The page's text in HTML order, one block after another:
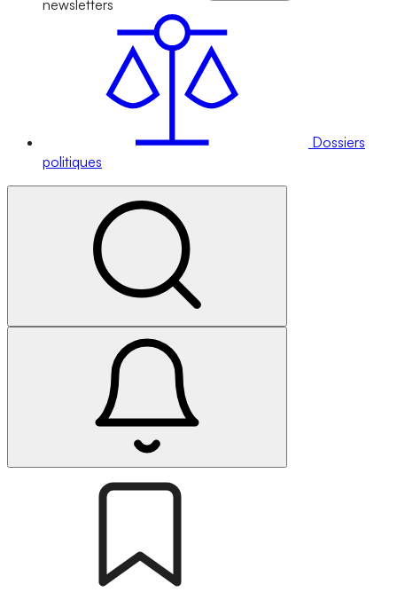
newsletters
Dossiers
politiques